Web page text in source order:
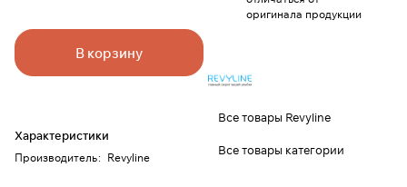
В корзину
Характеристики
Производитель: Revyline
оригинала продукции
Все товары Revyline
Все товары категории